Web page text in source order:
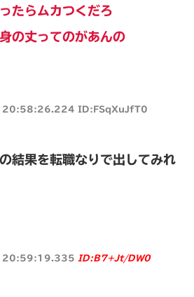
たらムカつくだろ
の丈ってのがあんの
ID:FSqXuJfT0
結果を転職なりで出してみれ
20:59:19.335 ID:B7+Jt/DW0